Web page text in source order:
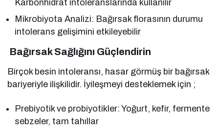
Karbonhidrat intoleranslarında kullanılır
Mikrobiyota Analizi: Bağırsak florasının durumu
intolerans gelişimini etkileyebilir
Bağırsak Sağlığını Güçlendirin
Birçok besin intoleransı, hasar görmüş bir bağırsak
bariyeriyle ilişkilidir. İyileşmeyi desteklemek için ;
Prebiyotik ve probiyotikler: Yoğurt, kefir, fermente
sebzeler, tam tahıllar